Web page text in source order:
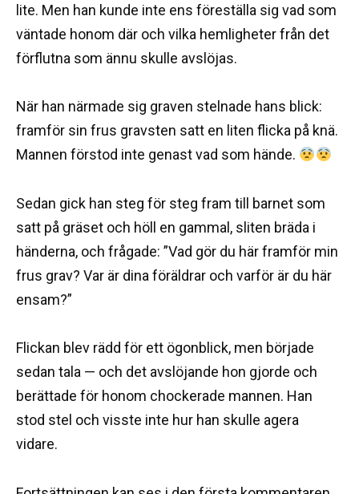
lite. Men han kunde inte ens föreställa sig vad som
väntade honom där och vilka hemligheter från det
förflutna som ännu skulle avslöjas.
När han närmade sig graven stelnade hans blick:
framför sin frus gravsten satt en liten flicka på knä.
Mannen förstod inte genast vad som hände.
Sedan gick han steg för steg fram till barnet som
satt på gräset och höll en gammal, sliten bräda i
händerna, och frågade: ”Vad gör du här framför min
frus grav? Var är dina föräldrar och varför är du här
ensam?”
Flickan blev rädd för ett ögonblick, men började
sedan tala — och det avslöjande hon gjorde och
berättade för honom chockerade mannen. Han
stod stel och visste inte hur han skulle agera
vidare.